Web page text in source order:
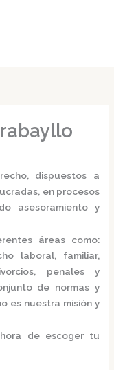
dispuestos a
en procesos
asesoramiento y
áreas como:
laboral, familiar,
penales y
de normas y
es nuestra misión y
de escoger tu